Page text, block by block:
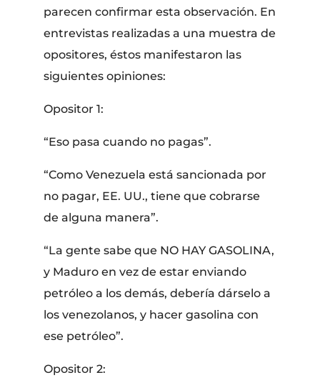
parecen confirmar esta observación. En
entrevistas realizadas a una muestra de
opositores, éstos manifestaron las
siguientes opiniones:
Opositor 1:
“Eso pasa cuando no pagas”.
“Como Venezuela está sancionada por
no pagar, EE. UU., tiene que cobrarse
de alguna manera”.
“La gente sabe que NO HAY GASOLINA,
y Maduro en vez de estar enviando
petróleo a los demás, debería dárselo a
los venezolanos, y hacer gasolina con
ese petróleo”.
Opositor 2: